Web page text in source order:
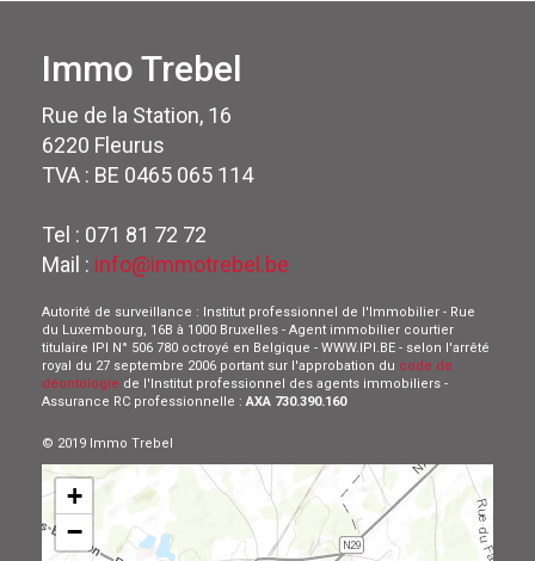
Immo Trebel
Rue de la Station, 16
6220 Fleurus
TVA : BE 0465 065 114
Tel : 071 81 72 72
Mail : info@immotrebel.be
Autorité de surveillance : Institut professionnel de l'Immobilier - Rue
du Luxembourg, 16B à 1000 Bruxelles - Agent immobilier courtier
titulaire IPI N° 506 780 octroyé en Belgique - WWW.IPI.BE - selon l'arrêté
royal du 27 septembre 2006 portant sur l'approbation du code de
déontologie de l'Institut professionnel des agents immobiliers -
Assurance RC professionnelle :AXA 730.390.160
© 2019 Immo Trebel
+
−